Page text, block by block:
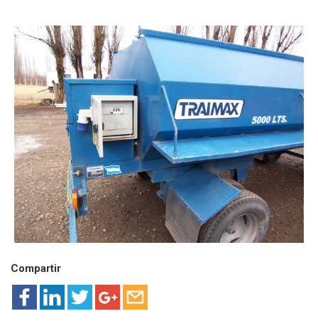
Compartir